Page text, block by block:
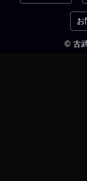
お
© 古